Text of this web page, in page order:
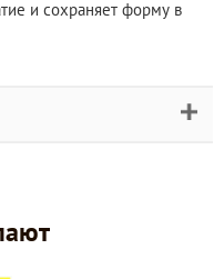
и сохраняет форму в